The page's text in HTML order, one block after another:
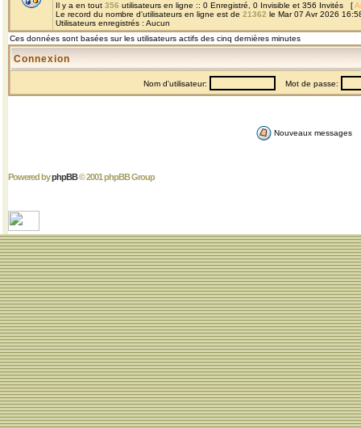
Il y a en tout 356 utilisateurs en ligne :: 0 Enregistré, 0 Invisible et 356 Invités [
Le record du nombre d'utilisateurs en ligne est de 21362 le Mar 07 Avr 2026
Utilisateurs enregistrés : Aucun
Ces données sont basées sur les utilisateurs actifs des cinq dernières minutes
Connexion
Nom d'utilisateur: Mot de passe:
Nouveaux messages
Powered byphpBB© 2001 phpBB Group